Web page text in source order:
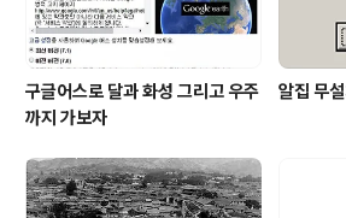
구글어스로 달과 화성 그리고 우주
까지 가보자
알집 무